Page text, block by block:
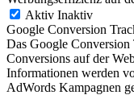
Aktiv Inaktiv
Google Conversion
Das Google
Conversions auf der
Informationen werden
AdWords Kampagnen